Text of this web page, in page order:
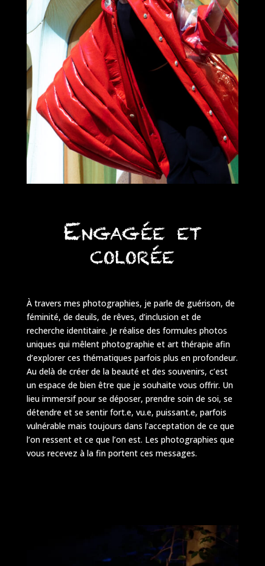
Engagée et
colorée
À travers mes photographies, je parle de guérison, de
féminité, de deuils, de rêves, d’inclusion et de
recherche identitaire. Je réalise des formules photos
uniques qui mêlent photographie et art thérapie afin
d’explorer ces thématiques parfois plus en profondeur.
Au delà de créer de la beauté et des souvenirs, c’est
un espace de bien être que je souhaite vous offrir. Un
lieu immersif pour se déposer, prendre soin de soi, se
détendre et se sentir fort.e, vu.e, puissant.e, parfois
vulnérable mais toujours dans l’acceptation de ce que
l’on ressent et ce que l’on est. Les photographies que
vous recevez à la fin portent ces messages.